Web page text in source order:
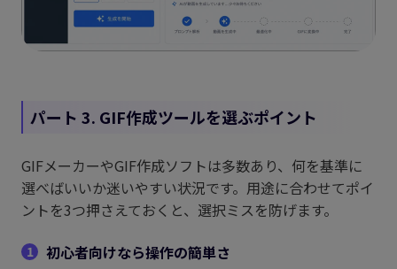
パート 3. GIF作成ツールを選ぶポイント
GIFメーカーやGIF作成ソフトは多数あり、何を基準に
選べばいいか迷いやすい状況です。用途に合わせてポイ
ントを3つ押さえておくと、選択ミスを防げます。
1 初心者向けなら操作の簡単さ